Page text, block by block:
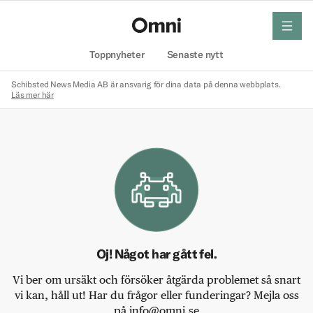
Toppnyheter Senaste nytt
meny
Schibsted News Media AB är ansvarig för dina data på denna webbplats.
Läs mer här
Oj! Något har gått fel.
Vi ber om ursäkt och försöker åtgärda problemet så snart
vi kan, håll ut! Har du frågor eller funderingar? Mejla oss